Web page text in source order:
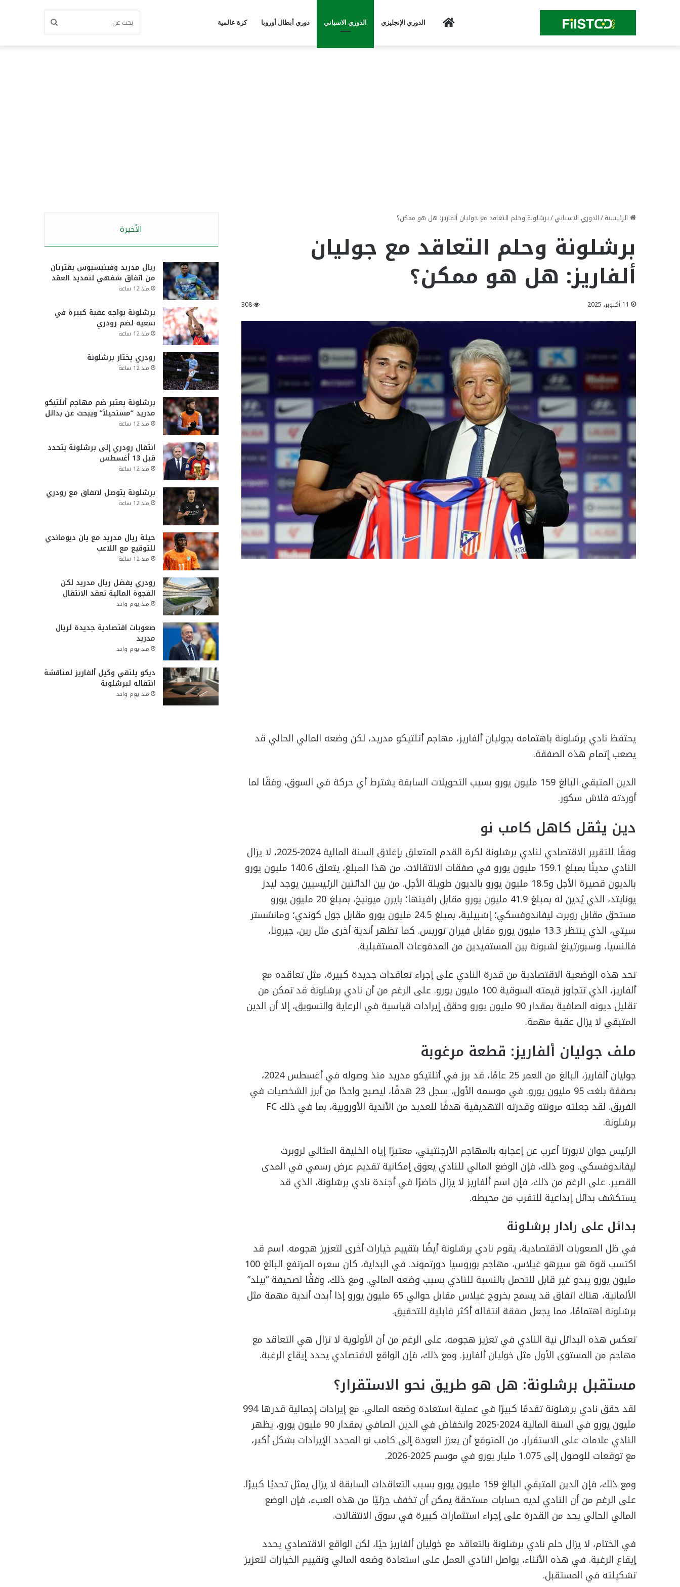
Home الدوري الإنجليزي الدوري الاسباني دوري أبطال أوروبا كرة عالمية بحث
الرئيسية/الدوري الاسباني/برشلونة وحلم التعاقد مع جوليان ألفاريز: هل هو ممكن؟
برشلونة وحلم التعاقد مع جوليان
ألفاريز: هل هو ممكن؟
11 أكتوبر، 2025 308
يحتفظ نادي برشلونة باهتمامه بجوليان ألفاريز، مهاجم أتلتيكو مدريد، لكن وضعه المالي الحالي قد
يصعب إتمام هذه الصفقة.
الدين المتبقي البالغ 159 مليون يورو بسبب التحويلات السابقة يشترط أي حركة في السوق، وفقًا لما
أوردته فلاش سكور.
دين يثقل كاهل كامب نو
وفقًا للتقرير الاقتصادي لنادي برشلونة لكرة القدم المتعلق بإغلاق السنة المالية 2024-2025، لا يزال
النادي مدينًا بمبلغ 159.1 مليون يورو في صفقات الانتقالات. من هذا المبلغ، يتعلق 140.6 مليون يورو
بالديون قصيرة الأجل و18.5 مليون يورو بالديون طويلة الأجل. من بين الدائنين الرئيسيين يوجد ليدز
يونايتد، الذي يُدين له بمبلغ 41.9 مليون يورو مقابل رافينها؛ بايرن ميونيخ، بمبلغ 20 مليون يورو
مستحق مقابل روبرت ليفاندوفسكي؛ إشبيلية، بمبلغ 24.5 مليون يورو مقابل جول كوندي؛ ومانشستر
سيتي، الذي ينتظر 13.3 مليون يورو مقابل فيران توريس. كما تظهر أندية أخرى مثل رين، جيرونا،
فالنسيا، وسبورتينغ لشبونة بين المستفيدين من المدفوعات المستقبلية.
تحد هذه الوضعية الاقتصادية من قدرة النادي على إجراء تعاقدات جديدة كبيرة، مثل تعاقده مع
ألفاريز، الذي تتجاوز قيمته السوقية 100 مليون يورو. على الرغم من أن نادي برشلونة قد تمكن من
تقليل ديونه الصافية بمقدار 90 مليون يورو وحقق إيرادات قياسية في الرعاية والتسويق، إلا أن الدين
المتبقي لا يزال عقبة مهمة.
ملف جوليان ألفاريز: قطعة مرغوبة
جوليان ألفاريز، البالغ من العمر 25 عامًا، قد برز في أتلتيكو مدريد منذ وصوله في أغسطس 2024،
بصفقة بلغت 95 مليون يورو. في موسمه الأول، سجل 23 هدفًا، ليصبح واحدًا من أبرز الشخصيات في
الفريق. لقد جعلته مرونته وقدرته التهديفية هدفًا للعديد من الأندية الأوروبية، بما في ذلك FC
برشلونة.
الرئيس جوان لابورتا أعرب عن إعجابه بالمهاجم الأرجنتيني، معتبرًا إياه الخليفة المثالي لروبرت
ليفاندوفسكي. ومع ذلك، فإن الوضع المالي للنادي يعوق إمكانية تقديم عرض رسمي في المدى
القصير. على الرغم من ذلك، فإن اسم ألفاريز لا يزال حاضرًا في أجندة نادي برشلونة، الذي قد
يستكشف بدائل إبداعية للتقرب من محيطه.
بدائل على رادار برشلونة
في ظل الصعوبات الاقتصادية، يقوم نادي برشلونة أيضًا بتقييم خيارات أخرى لتعزيز هجومه. اسم قد
اكتسب قوة هو سيرهو غيلاس، مهاجم بوروسيا دورتموند. في البداية، كان سعره المرتفع البالغ 100
مليون يورو يبدو غير قابل للتحمل بالنسبة للنادي بسبب وضعه المالي. ومع ذلك، وفقًا لصحيفة “بيلد”
الألمانية، هناك اتفاق قد يسمح بخروج غيلاس مقابل حوالي 65 مليون يورو إذا أبدت أندية مهمة مثل
برشلونة اهتمامًا، مما يجعل صفقة انتقاله أكثر قابلية للتحقيق.
تعكس هذه البدائل نية النادي في تعزيز هجومه، على الرغم من أن الأولوية لا تزال هي التعاقد مع
مهاجم من المستوى الأول مثل خوليان ألفاريز. ومع ذلك، فإن الواقع الاقتصادي يحدد إيقاع الرغبة.
مستقبل برشلونة: هل هو طريق نحو الاستقرار؟
لقد حقق نادي برشلونة تقدمًا كبيرًا في عملية استعادة وضعه المالي. مع إيرادات إجمالية قدرها 994
مليون يورو في السنة المالية 2024-2025 وانخفاض في الدين الصافي بمقدار 90 مليون يورو، يظهر
النادي علامات على الاستقرار. من المتوقع أن يعزز العودة إلى كامب نو المجدد الإيرادات بشكل أكبر،
مع توقعات للوصول إلى 1.075 مليار يورو في موسم 2025-2026.
ومع ذلك، فإن الدين المتبقي البالغ 159 مليون يورو بسبب التعاقدات السابقة لا يزال يمثل تحديًا كبيرًا.
على الرغم من أن النادي لديه حسابات مستحقة يمكن أن تخفف جزئيًا من هذه العبء، فإن الوضع
المالي الحالي يحد من القدرة على إجراء استثمارات كبيرة في سوق الانتقالات.
في الختام، لا يزال حلم نادي برشلونة بالتعاقد مع خوليان ألفاريز حيًا، لكن الواقع الاقتصادي يحدد
إيقاع الرغبة. في هذه الأثناء، يواصل النادي العمل على استعادة وضعه المالي وتقييم الخيارات لتعزيز
تشكيلته في المستقبل.
الأخيرة
ريال مدريد وفينيسيوس يقتربان
من اتفاق شفهي لتمديد العقد
منذ 12 ساعة
برشلونة يواجه عقبة كبيرة في
سعيه لضم رودري
منذ 12 ساعة
رودري يختار برشلونة
منذ 12 ساعة
برشلونة يعتبر ضم مهاجم أتلتيكو
مدريد “مستحيلاً” ويبحث عن بدائل
منذ 12 ساعة
انتقال رودري إلى برشلونة يتحدد
قبل 13 أغسطس
منذ 12 ساعة
برشلونة يتوصل لاتفاق مع رودري
منذ 12 ساعة
حيلة ريال مدريد مع يان ديوماندي
للتوقيع مع اللاعب
منذ 12 ساعة
رودري يفضل ريال مدريد لكن
الفجوة المالية تعقد الانتقال
منذ يوم واحد
صعوبات اقتصادية جديدة لريال
مدريد
منذ يوم واحد
ديكو يلتقي وكيل ألفاريز لمناقشة
انتقاله لبرشلونة
منذ يوم واحد